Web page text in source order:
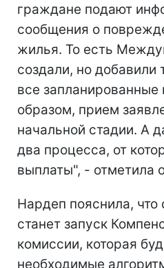
граждане подают
сообщения о
жилья. То есть
создали, но добавили
все запланированные
образом, прием
начальной стадии. А
два процесса, от
выплаты", - отметила
Нардеп пояснила,
станет запуск
комиссии, которая
необходимые